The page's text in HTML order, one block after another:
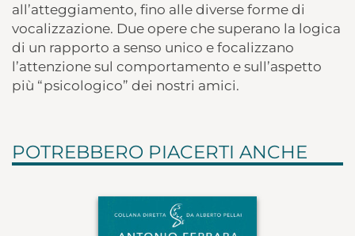
all’atteggiamento, fino alle diverse forme di
vocalizzazione. Due opere che superano la logica
di un rapporto a senso unico e focalizzano
l’attenzione sul comportamento e sull’aspetto
più “psicologico” dei nostri amici.
POTREBBERO PIACERTI ANCHE